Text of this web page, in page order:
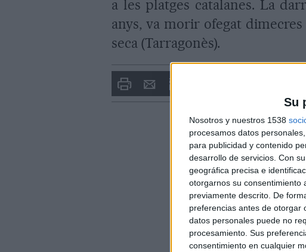
Su
Nosotros y nuestros 1538
procesamos datos
para publicidad y contenido
desarrollo de servicios. Con
geográfica precisa e
otorgarnos su consentimiento
previamente descrito. De
preferencias antes de otorgar
datos personales puede no
procesamiento. Sus
consentimiento en cualquier
a les platges catalanes. La
anys, va morir ofegat
seca (Tarragonès).
Envia
un